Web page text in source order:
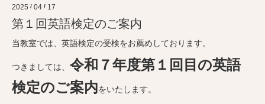
2025 / 04 / 17
第１回英語検定のご案内
当教室では、英語検定の受検をお薦めしております。
つきましては、 令和７年度第１回目の英語
検定のご案内をいたします。